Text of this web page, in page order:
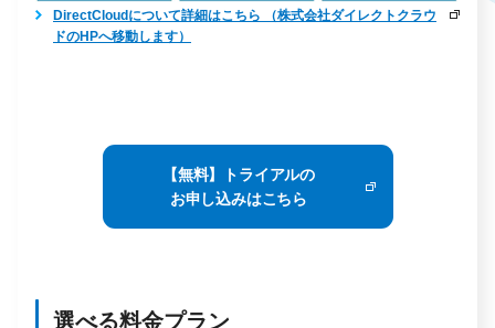
DirectCloudについて詳細はこちら （株式会社ダイレクトクラウ
ドのHPへ移動します）
【無料】トライアルの
お申し込みはこちら
選べる料金プラン